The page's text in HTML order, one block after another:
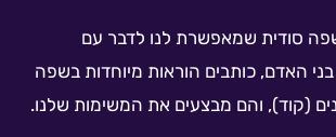
סודית שמאפשרת לנו לדבר עם
האדם, כותבים הוראות מיוחדות בשפה
(קוד), והם מבצעים את המשימות שלנו.